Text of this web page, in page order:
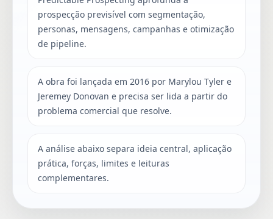
prospecção previsível com segmentação,
personas, mensagens, campanhas e otimização
de pipeline.
A obra foi lançada em 2016 por Marylou Tyler e
Jeremey Donovan e precisa ser lida a partir do
problema comercial que resolve.
A análise abaixo separa ideia central, aplicação
prática, forças, limites e leituras
complementares.